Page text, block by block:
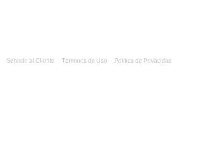
Servicio al Cliente Términos de Uso Política de Privacidad